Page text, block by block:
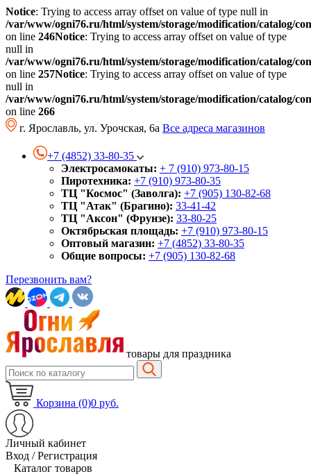
Notice: Trying to access array offset on value of type null in
/var/www/ogni76.ru/html/system/storage/modification/catalog/
on line 246Notice: Trying to access array offset on value of type
null in
/var/www/ogni76.ru/html/system/storage/modification/catalog/
on line 257Notice: Trying to access array offset on value of type
null in
/var/www/ogni76.ru/html/system/storage/modification/catalog/
on line 266
г. Ярославль, ул. Урочская, 6а Все адреса магазинов
+7 (4852) 33-80-35
Электросамокаты: + 7 (910) 973-80-15
Пиротехника: +7 (910) 973-80-35
ТЦ "Космос" (Заволга): +7 (905) 130-82-68
ТЦ "Атак" (Брагино): 33-41-42
ТЦ "Аксон" (Фрунзе): 33-80-25
Октябрьская площадь: +7 (910) 973-80-15
Оптовый магазин: +7 (4852) 33-80-35
Общие вопросы: +7 (905) 130-82-68
Перезвонить вам?
товары для праздника
Корзина (0)0 руб.
Личный кабинет
Вход / Регистрация
Каталог товаров